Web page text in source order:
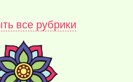
все рубрики